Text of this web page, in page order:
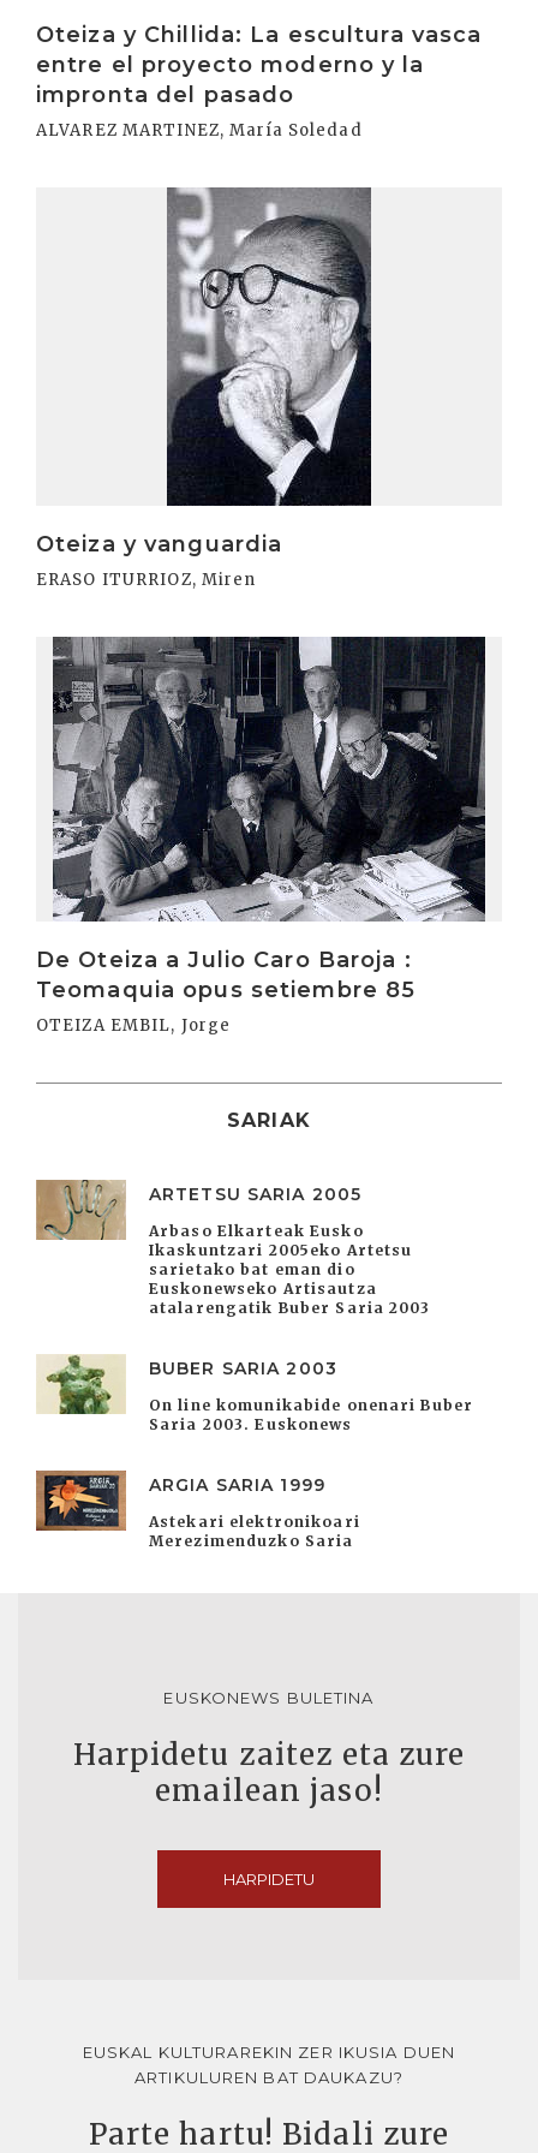
Oteiza y Chillida: La escultura vasca
entre el proyecto moderno y la
impronta del pasado
ALVAREZ MARTINEZ, María Soledad
Oteiza y vanguardia
ERASO ITURRIOZ, Miren
De Oteiza a Julio Caro Baroja :
Teomaquia opus setiembre 85
OTEIZA EMBIL, Jorge
Irakurri
SARIAK
ARTETSU SARIA 2005
Arbaso Elkarteak Eusko
Ikaskuntzari 2005eko Artetsu
sarietako bat eman dio
Euskonewseko Artisautza
atalarengatik Buber Saria 2003
BUBER SARIA 2003
On line komunikabide onenari Buber
Saria 2003. Euskonews
ARGIA SARIA 1999
Astekari elektronikoari
Merezimenduzko Saria
EUSKONEWS BULETINA
Harpidetu zaitez eta zure
emailean jaso!
HARPIDETU
EUSKAL KULTURAREKIN ZER IKUSIA DUEN
ARTIKULUREN BAT DAUKAZU?
Parte hartu! Bidali zure